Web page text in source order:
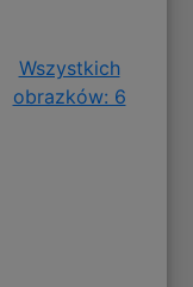
Wszystkich
obrazków: 6